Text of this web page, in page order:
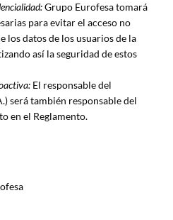
Grupo Eurofesa tomará
para evitar el acceso no
los datos de los usuarios de la
así la seguridad de estos
El responsable del
será también responsable del
en el Reglamento.